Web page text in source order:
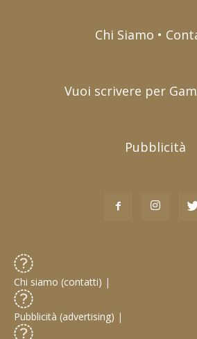
Chi Siamo •
Vuoi scrivere per
Pubblicità
Chi siamo (contatti) |
Pubblicità (advertising) |